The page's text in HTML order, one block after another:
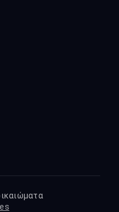
λειτουργούν
του Netflix
αγγλικού